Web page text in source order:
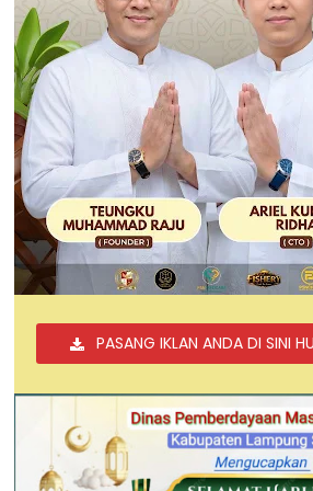
PASANG IKLAN ANDA DI SINI